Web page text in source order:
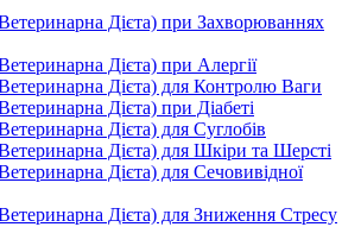
Дієта) при Захворюваннях
Дієта) при Алергії
Дієта) для Контролю Ваги
Дієта) при Діабеті
Дієта) для Суглобів
Дієта) для Шкіри та Шерсті
Дієта) для Сечовивідної
Дієта) для Зниження Стресу